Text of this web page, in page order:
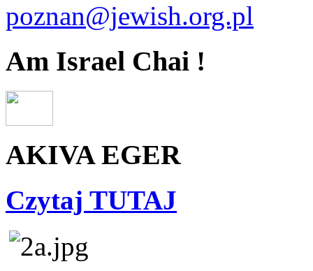
poznan@jewish.org.pl
Am Israel Chai !
AKIVA EGER
Czytaj TUTAJ